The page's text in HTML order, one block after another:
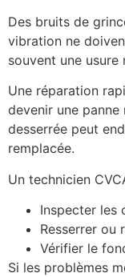
Des bruits de
vibration ne
souvent une usure
Une réparation
devenir une panne
desserrée peut
remplacée.
Un technicien
Inspecter les
Resserrer ou
Vérifier le
Si les problèmes